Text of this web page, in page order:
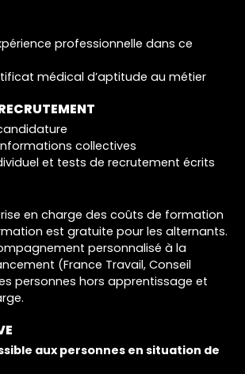
professionnelle dans ce
médical d’aptitude au métier
collectives
et tests de recrutement écrits
en charge des coûts de formation
est gratuite pour les alternants.
personnalisé à la
(France Travail, Conseil
personnes hors apprentissage et
aux personnes en situation de